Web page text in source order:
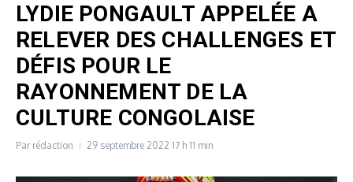
LYDIE PONGAULT APPELÉE A
RELEVER DES CHALLENGES ET
DÉFIS POUR LE
RAYONNEMENT DE LA
CULTURE CONGOLAISE
Par rédaction 29 septembre 2022 17 h 11 min